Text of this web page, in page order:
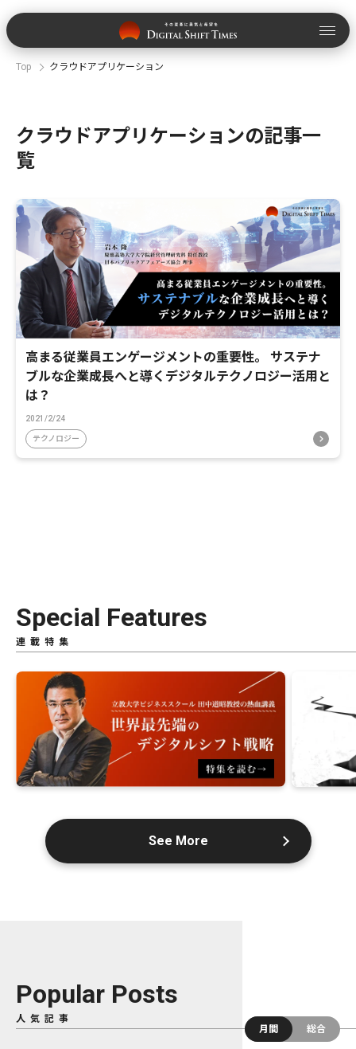
Top クラウドアプリケーション
クラウドアプリケーションの記事一
覧
高まる従業員エンゲージメントの重要性。 サステナ
ブルな企業成長へと導くデジタルテクノロジー活用と
は？
2021/2/24
テクノロジー
Special Features
連載特集
See More
Popular Posts
人気記事
月間
総合